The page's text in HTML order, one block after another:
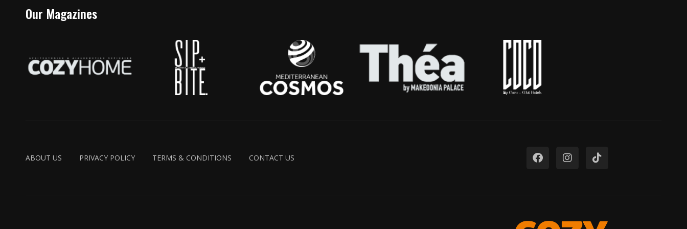
Our Magazines
ABOUT US PRIVACY POLICY TERMS & CONDITIONS CONTACT US